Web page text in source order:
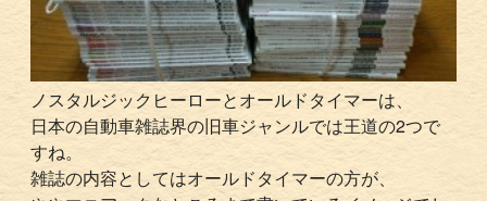
ノスタルジックヒーローとオールドタイマーは、
日本の自動車雑誌界の旧車ジャンルでは王道の2つで
すね。
雑誌の内容としてはオールドタイマーの方が、